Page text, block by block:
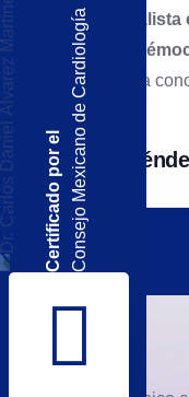
ElEspecialista
en
me ayudó a
corazón.
Jorge
Certificado por elConsejo Mexicano de Cardiología